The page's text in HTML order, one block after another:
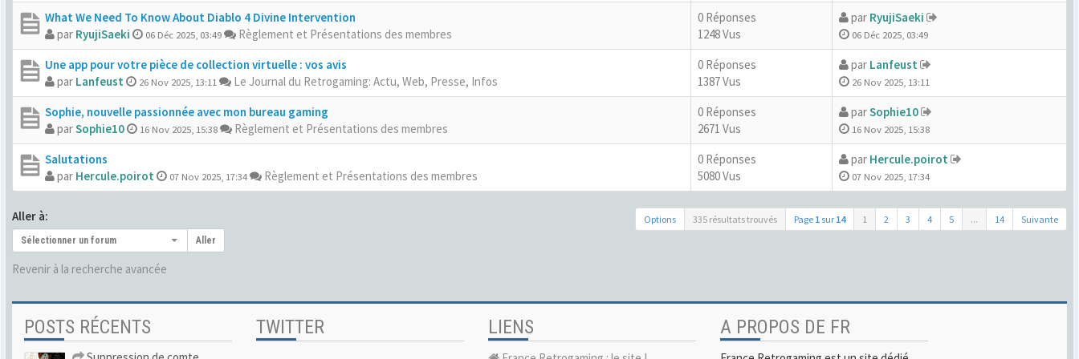
What We Need To Know About Diablo 4 Divine Intervention
par RyujiSaeki 06 Déc 2025, 03:49 Règlement et Présentations des membres
0 Réponses
1248 Vus
par RyujiSaeki
06 Déc 2025, 03:49
Une app pour votre pièce de collection virtuelle : vos avis
par Lanfeust 26 Nov 2025, 13:11 Le Journal du Retrogaming: Actu, Web, Presse, Infos
0 Réponses
1387 Vus
par Lanfeust
26 Nov 2025, 13:11
Sophie, nouvelle passionnée avec mon bureau gaming
parSophie10 16 Nov 2025, 15:38 Règlement et Présentations des membres
0 Réponses
2671 Vus
parSophie10
16 Nov 2025, 15:38
Salutations
par Hercule.poirot 07 Nov 2025, 17:34 Règlement et Présentations des membres
0 Réponses
5080 Vus
par Hercule.poirot
07 Nov 2025, 17:34
Options 335 résultats trouvés Page 1 sur 14 1 2 3 4 5 ... 14 Suivante
Aller à:
Sélectionner un forum Aller
Revenir à la recherche avancée
POSTS RÉCENTS TWITTER LIENS A PROPOS DE FR